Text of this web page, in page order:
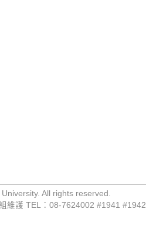
All rights reserved.
維護 TEL：08-7624002 #1941 #1942